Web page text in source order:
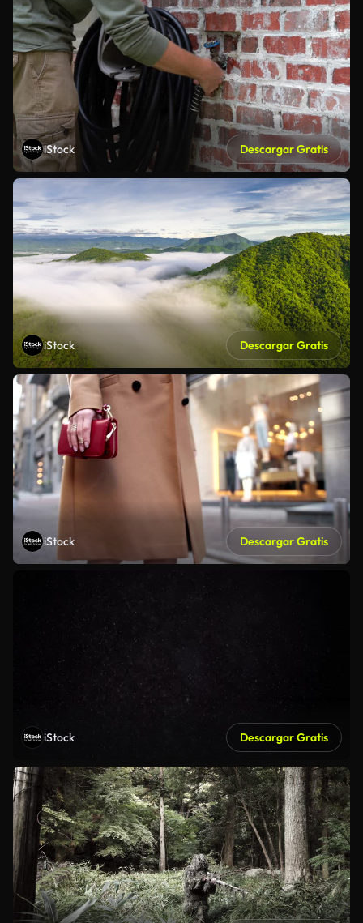
iStock Descargar Gratis
iStock Descargar Gratis
iStock Descargar Gratis
iStock Descargar Gratis